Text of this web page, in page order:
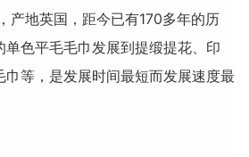
产地英国，距今已有170多年的历
单色平毛毛巾发展到提缎提花、印
等，是发展时间最短而发展速度最